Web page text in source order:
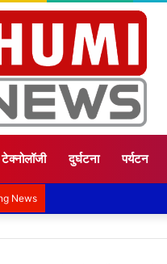
टेक्नोलॉजी दुर्घटना पर्यटन
News